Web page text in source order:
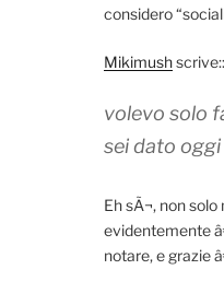
considero
Mikimushscrive::
volevo solo
sei dato oggi
Eh sÃ¬, non
evidentemente
notare, e grazie